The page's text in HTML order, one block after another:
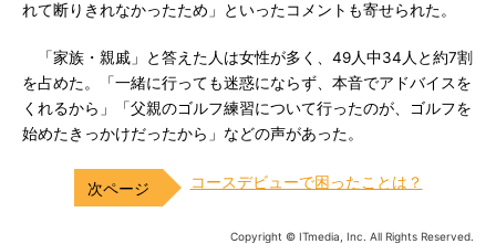
れて断りきれなかったため」といったコメントも寄せられた。
「家族・親戚」と答えた人は女性が多く、49人中34人と約7割
を占めた。「一緒に行っても迷惑にならず、本音でアドバイスを
くれるから」「父親のゴルフ練習について行ったのが、ゴルフを
始めたきっかけだったから」などの声があった。
コースデビューで困ったことは？
Copyright © ITmedia, Inc. All Rights Reserved.